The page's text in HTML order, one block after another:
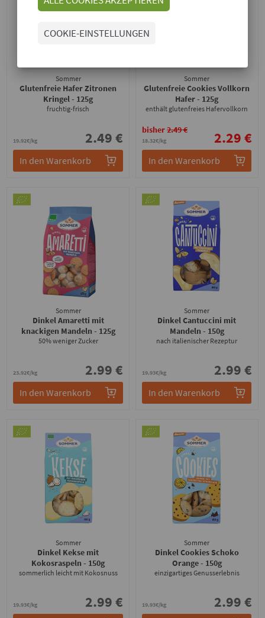
Sommer
Glutenfreie Hafer Zitronen
Kringel- 125g
fruchtig-frisch
19.92€/kg 2.49 €
In den Warenkorb
Sommer
Glutenfreie Cookies Vollkorn
Hafer- 125g
enthält glutenfreies Hafervollkorn
18.32€/kg
bisher2.49 € 2.29 €
In den Warenkorb
Sommer
Dinkel Amaretti mit
knackigen Mandeln - 125g
50% weniger Zucker
23.92€/kg 2.99 €
In den Warenkorb
Sommer
Dinkel Cantuccini mit
Mandeln - 150g
nach italienischer Rezeptur
19.93€/kg 2.99 €
In den Warenkorb
Sommer
Dinkel Kekse mit
Kokosraspeln- 150g
sommerlich leicht mit Kokosnuss
19.93€/kg 2.99 €
Sommer
Dinkel Cookies Schoko
Orange- 150g
einzigartiges Genusserlebnis
19.93€/kg 2.99 €
COOKIE-EINSTELLUNGEN